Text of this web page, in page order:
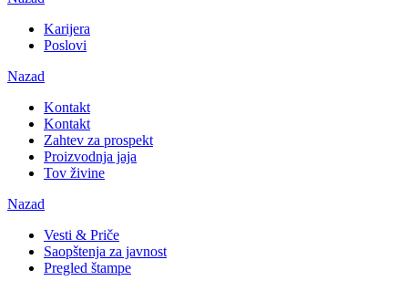
Karijera
Poslovi
Nazad
Kontakt
Kontakt
Zahtev za prospekt
Proizvodnja jaja
Tov živine
Nazad
Vesti & Priče
Saopštenja za javnost
Pregled štampe